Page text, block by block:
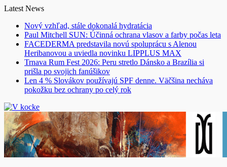
Skip
content
Latest News
Nový vzhľad, stále dokonalá hydratácia
Paul Mitchell SUN: Účinná ochrana vlasov a farby počas leta
FACEDERMA predstavila novú spoluprácu s Alenou
Heribanovou a uviedla novinku LIPPLUS MAX
Trnava Rum Fest 2026: Peru stretlo Dánsko a Brazília si
prišla po svojich fanúšikov
Len 4 % Slovákov používajú SPF denne. Väčšina necháva
pokožku bez ochrany po celý rok